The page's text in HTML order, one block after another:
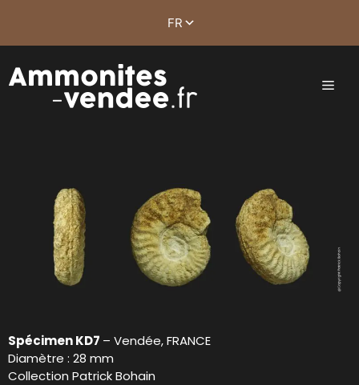
Spécimen KD7 – Vendée, FRANCE
Diamètre : 28 mm
Collection Patrick Bohain